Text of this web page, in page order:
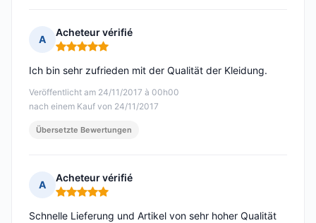
A
Acheteur vérifié
Hinweis: 5 von 5
Veröffentlicht am 24/11/2017 à 00h00
nach einem Kauf von 24/11/2017
Ich bin sehr zufrieden mit der Qualität der Kleidung.
Übersetzte Bewertungen
A
Acheteur vérifié
Hinweis: 5 von 5
Schnelle Lieferung und Artikel von sehr hoher Qualität